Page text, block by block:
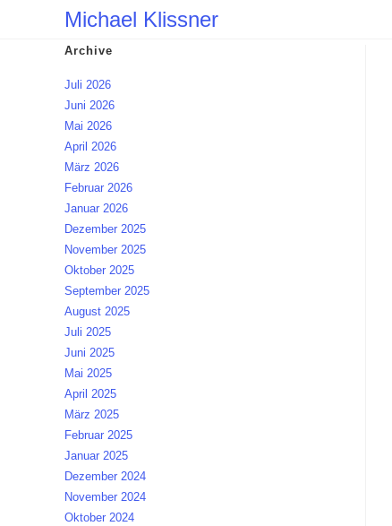
Michael Klissner
Archive
Juli 2026
Juni 2026
Mai 2026
April 2026
März 2026
Februar 2026
Januar 2026
Dezember 2025
November 2025
Oktober 2025
September 2025
August 2025
Juli 2025
Juni 2025
Mai 2025
April 2025
März 2025
Februar 2025
Januar 2025
Dezember 2024
November 2024
Oktober 2024